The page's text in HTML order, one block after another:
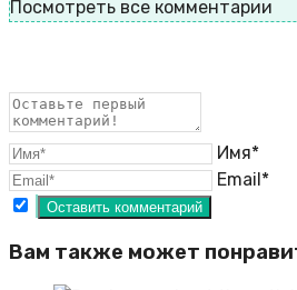
Посмотреть все комментарии
Имя*
Email*
Вам также может